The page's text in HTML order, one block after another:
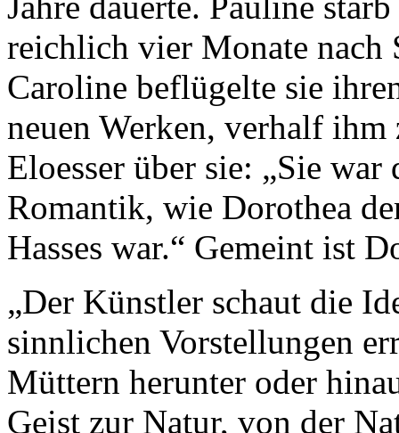
reichlich vier Monate nach
Caroline beflügelte sie
neuen Werken, verhalf ihm
Eloesser über sie: „Sie
Romantik, wie Dorothea
Hasses war.“ Gemeint ist
„Der Künstler schaut die
sinnlichen Vorstellungen
Müttern herunter oder
Geist zur Natur, von der